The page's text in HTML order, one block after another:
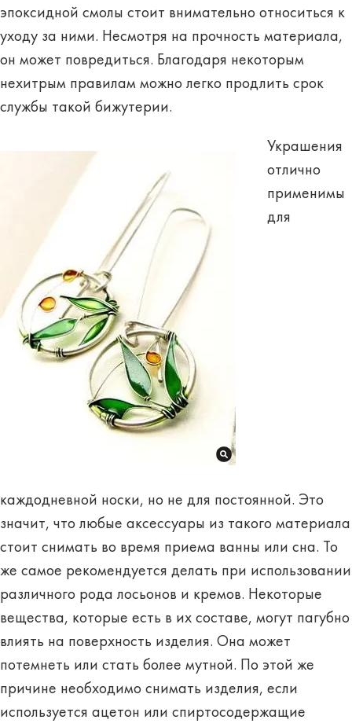
эпоксидной смолы стоит внимательно относиться к
уходу за ними. Несмотря на прочность материала,
он может повредиться. Благодаря некоторым
нехитрым правилам можно легко продлить срок
службы такой бижутерии.
Украшения
отлично
применимы
для
каждодневной носки, но не для постоянной. Это
значит, что любые аксессуары из такого материала
стоит снимать во время приема ванны или сна. То
же самое рекомендуется делать при использовании
различного рода лосьонов и кремов. Некоторые
вещества, которые есть в их составе, могут пагубно
влиять на поверхность изделия. Она может
потемнеть или стать более мутной. По этой же
причине необходимо снимать изделия, если
используется ацетон или спиртосодержащие